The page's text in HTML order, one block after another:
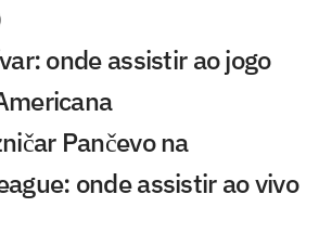
onde assistir ao jogo
Pančevo na
onde assistir ao vivo